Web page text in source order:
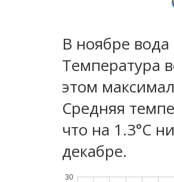
В ноябре
Температура
этом
Средняя
что на 1.3°C
декабре.
30